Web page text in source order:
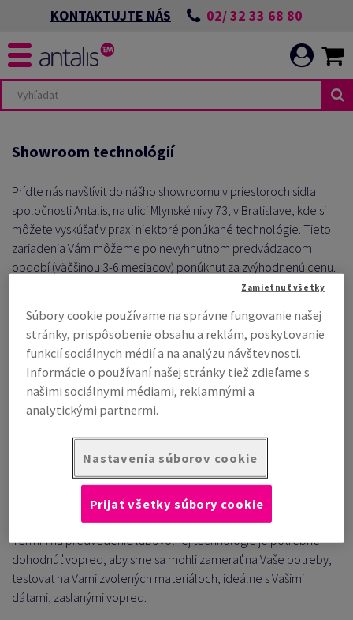
KONTAKTUJTE NÁS 02/ 32 33 68 80
Showroom technológií
Príďte nás navštíviť do nášho showroomu v priestoroch sídla
spoločnosti Antalis, na ulici Mlynské nivy 73, v Bratislave, kde si
môžete vyskúšať v praxi niektoré ponúkané technológie. Tieto
zariadenia Vám môžeme po nevyhnutnom predvádzacom
období (väčšinou 3-6 mesiacov) ponúknuť za zvýhodnenú cenu.
Termín na predvedenie ľubovoľnej technológie je potrebné
dohodnúť vopred, aby sme sa mohli zamerať na Vaše potreby,
testovať na Vami zvolených materiáloch, ideálne s Vašimi
dátami, zaslanými vopred.
Súbory cookie používame na správne fungovanie našej
stránky, prispôsobenie obsahu a reklám, poskytovanie
funkcií sociálnych médií a na analýzu návštevnosti.
Informácie o používaní našej stránky tiež zdieľame s
našimi sociálnymi médiami, reklamnými a
analytickými partnermi.
Nastavenia súborov cookie
Zamietnuť všetky
Prijať všetky súbory cookie